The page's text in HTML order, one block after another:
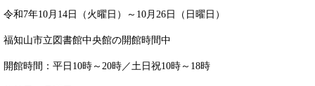
令和7年10月14日（火曜日）～10月26日（日曜日）
福知山市立図書館中央館の開館時間中
開館時間：平日10時～20時／土日祝10時～18時